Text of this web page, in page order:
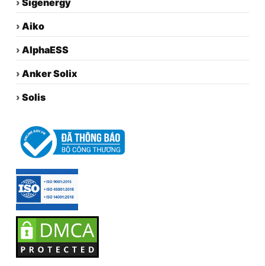
› Sigenergy
› Aiko
› AlphaESS
› Anker Solix
› Solis